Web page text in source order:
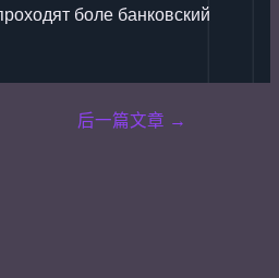
боле банковский
后一篇文章 →